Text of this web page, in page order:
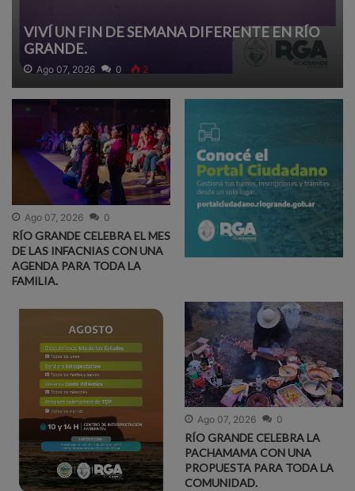
VIVÍ UN FIN DE SEMANA DIFERENTE EN RÍO
GRANDE.
Ago 07, 2026 0 2
Ago 07, 2026 0
RÍO GRANDE CELEBRA EL MES
DE LAS INFACNIAS CON UNA
AGENDA PARA TODA LA
FAMILIA.
Ago 07, 2026 0
RÍO GRANDE CELEBRA LA
PACHAMAMA CON UNA
PROPUESTA PARA TODA LA
COMUNIDAD.